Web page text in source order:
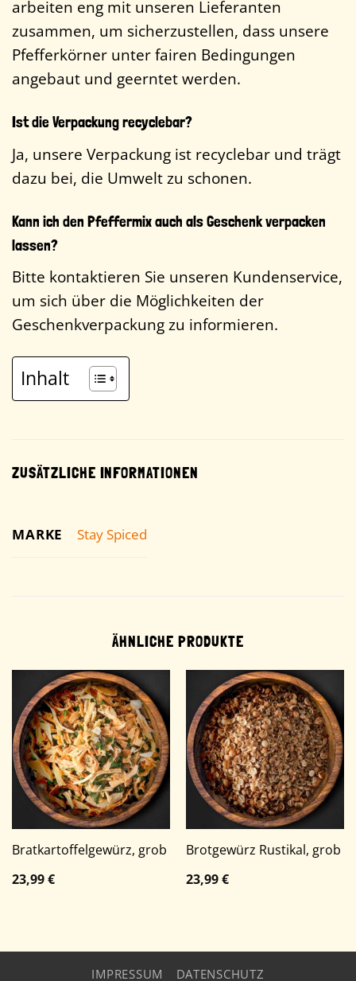
arbeiten eng mit unseren Lieferanten
zusammen, um sicherzustellen, dass unsere
Pfefferkörner unter fairen Bedingungen
angebaut und geerntet werden.
Ist die Verpackung recyclebar?
Ja, unsere Verpackung ist recyclebar und trägt
dazu bei, die Umwelt zu schonen.
Kann ich den Pfeffermix auch als Geschenk verpacken
lassen?
Bitte kontaktieren Sie unseren Kundenservice,
um sich über die Möglichkeiten der
Geschenkverpackung zu informieren.
Inhalt
ZUSÄTZLICHE INFORMATIONEN
MARKE Stay Spiced
ÄHNLICHE PRODUKTE
Bratkartoffelgewürz, grob
23,99€
Brotgewürz Rustikal, grob
23,99€
IMPRESSUM DATENSCHUTZ